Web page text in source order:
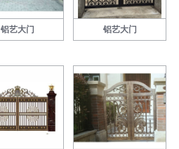
铝艺大门 铝艺大门